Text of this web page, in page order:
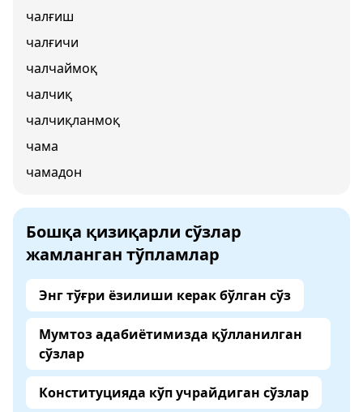
чалғиш
чалғичи
чалчаймоқ
чалчиқ
чалчиқланмоқ
чама
чамадон
Бошқа қизиқарли сўзлар
жамланган тўпламлар
Энг тўғри ёзилиши керак бўлган сўз
Мумтоз адабиётимизда қўлланилган
сўзлар
Конституцияда кўп учрайдиган сўзлар